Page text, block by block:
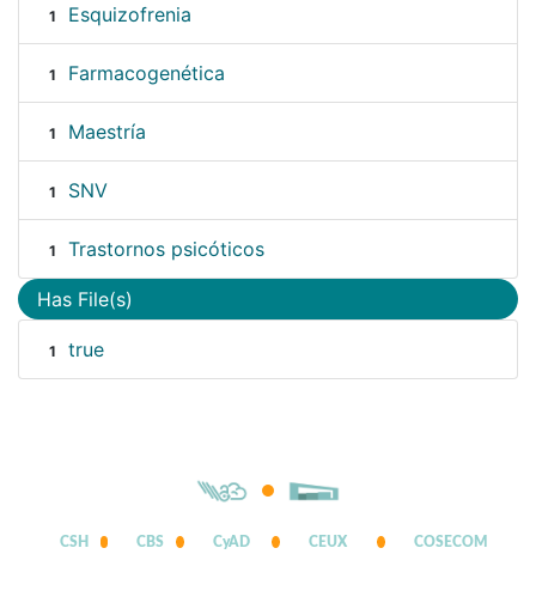
1 Esquizofrenia
1 Farmacogenética
1 Maestría
1 SNV
1 Trastornos psicóticos
Has File(s)
1 true
CSH CBS CyAD CEUX COSECOM